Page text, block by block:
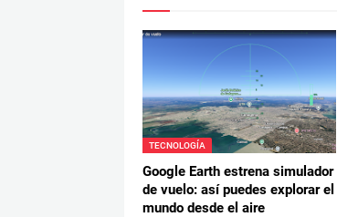
TECNOLOGÍA
Google Earth estrena simulador
de vuelo: así puedes explorar el
mundo desde el aire